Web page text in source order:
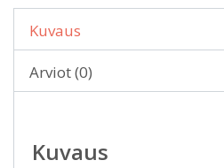
Kuvaus
Arviot (0)
Kuvaus